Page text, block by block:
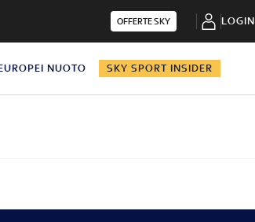
OFFERTE SKY LOGIN
NUOTO SKY SPORT INSIDER